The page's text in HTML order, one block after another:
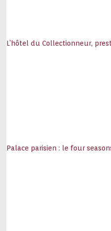
L’hôtel du Collectionneur,
Palace parisien : le four